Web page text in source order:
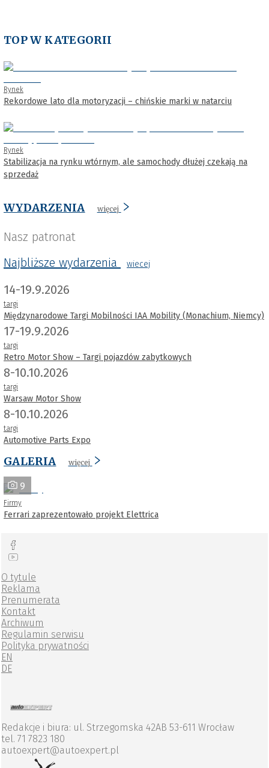
TOP W KATEGORII
Rynek
Rekordowe lato dla motoryzacji – chińskie marki w natarciu
Rynek
Stabilizacja na rynku wtórnym, ale samochody dłużej czekają na
sprzedaż
WYDARZENIA więcej
Nasz patronat
Najbliższe wydarzenia
wiecej
14-19.9.2026
targi
Międzynarodowe Targi Mobilności IAA Mobility (Monachium, Niemcy)
17-19.9.2026
targi
Retro Motor Show – Targi pojazdów zabytkowych
8-10.10.2026
targi
Warsaw Motor Show
8-10.10.2026
targi
Automotive Parts Expo
GALERIA więcej
9
Firmy
Ferrari zaprezentowało projekt Elettrica
O tytule
Reklama
Prenumerata
Kontakt
Archiwum
Regulamin serwisu
Polityka prywatności
EN
DE
Redakcje i biura: ul. Strzegomska 42AB 53-611 Wrocław
tel. 71 7823 180
autoexpert@autoexpert.pl